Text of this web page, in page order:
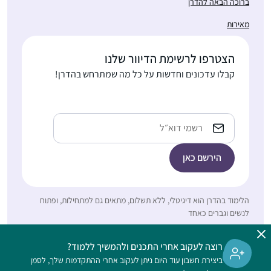
התחלתי ללמוד בסבב
הנוכחי לפני כשנתיים
ותומכת מאוד. אני
משתדלת ללמוד מכל
כל סיום מסכת שיעור
בביתי לכ20 נשים
שמחכות בקוצר רוח
למפגשים האלו.
יעל אשר
קצת יותר מ-5 שנים,
כשלמדתי רבנות בישיבת
בדיעבד, עד אז, הייתי
בלימוד הגמרא שלי כמו
מיכל כהנא
חיפה, ישראל
מאירות
הצטרפו לרשימת הדיוור שלנו
קבלו עדכונים וחדשות על כל מה שמתרחש בהדרן!
כתובת
אימייל
הלימוד בהדרן הוא דיגיטלי, ללא תשלום, מתאים גם למתחילות, ופתוח
לנשים וגברים כאחד
רוצה לעקוב אחרי התכנים ולהמשיך ללמוד?
ביצירת חשבון עוד היום ניתן לעקוב אחרי ההתקדמות שלך, לסמן